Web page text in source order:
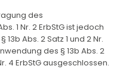
des
1 Nr. 2 ErbStG ist jedoch
Abs. 2 Satz 1 und 2 Nr.
des § 13b Abs. 2
4 ErbStG ausgeschlossen.